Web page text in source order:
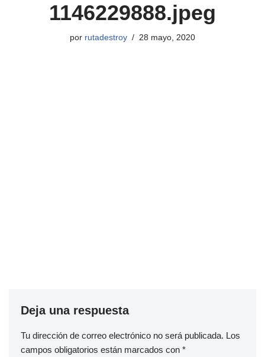
1146229888.jpeg
por rutadestroy 28 mayo, 2020
Deja una respuesta
Tu dirección de correo electrónico no será publicada. Los
campos obligatorios están marcados con *